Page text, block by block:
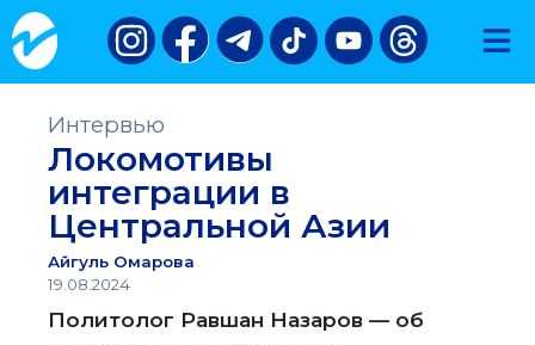
Интервью
Локомотивы
интеграции в
Центральной Азии
Айгуль Омарова
19.08.2024
Политолог Равшан Назаров — об